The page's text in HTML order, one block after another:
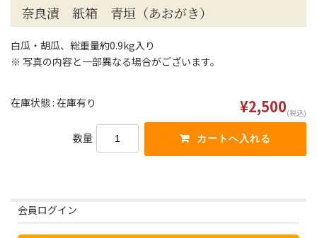
奈良漬 紙箱 青垣（あおがき）
白瓜・胡瓜、総重量約0.9kg入り
※ 写真の内容と一部異なる場合がございます。
在庫状態 : 在庫有り ¥2,500(税込)
数量
会員ログイン